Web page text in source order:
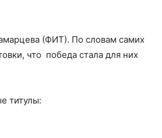
(ФИТ). По словам самих
что победа стала для них
титулы: